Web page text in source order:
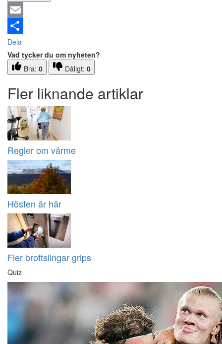
Email
Dela
Vad tycker du om nyheten?
Bra: 0 Dåligt: 0
Fler liknande artiklar
Regler om värme
Hösten är här
Fler brottslingar grips
Quiz